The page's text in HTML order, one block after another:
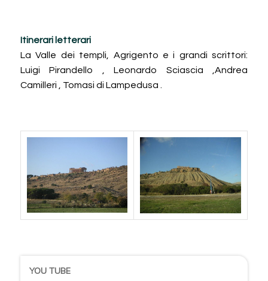
Itinerari letterari
La Valle dei templi, Agrigento e i grandi scrittori:
Luigi Pirandello
, Leonardo Sciascia ,Andrea
Camilleri , Tomasi di Lampedusa .
YOU TUBE